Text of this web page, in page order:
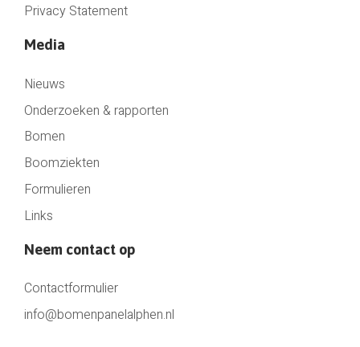
Privacy Statement
Media
Nieuws
Onderzoeken & rapporten
Bomen
Boomziekten
Formulieren
Links
Neem contact op
Contactformulier
info@bomenpanelalphen.nl